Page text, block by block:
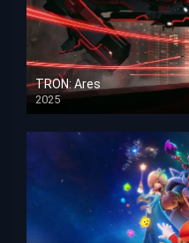
TRON: Ares
2025
HD 1080p